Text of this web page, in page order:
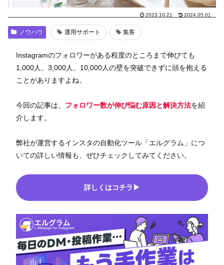
2023.10.21 2024.05.01
ノウハウ 運用サポート 集客
Instagramのフォロワーがある程度のところまで伸びても
1,000人、3,000人、10,000人の壁を突破できずに頭を抱える
ことがありますよね。
今回の記事は、 フォロワー数が伸び悩む原因と解決方法を紹
介します。
弊社が運営するインスタの自動化ツール「エルグラム」につ
いての詳しい情報も、ぜひチェックしてみてください。
詳しくはコチラ▶